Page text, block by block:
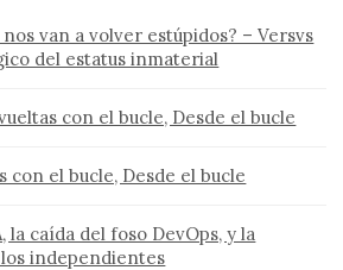
van a volver estúpidos? – Versvs
del estatus inmaterial
con el bucle, Desde el bucle
con el bucle, Desde el bucle
la caída del foso DevOps, y la
independientes